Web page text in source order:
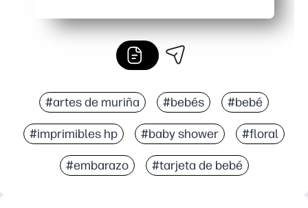
#artes de muriña #bebés #bebé
#imprimibles hp #baby shower #floral
#embarazo #tarjeta de bebé